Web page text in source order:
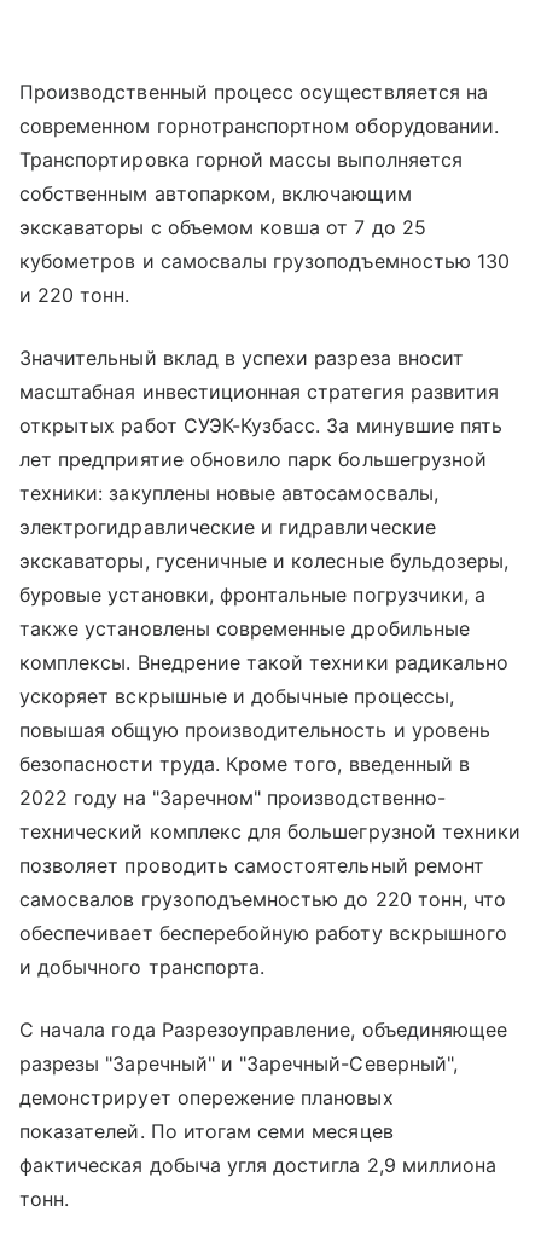
Производственный процесс осуществляется на
современном горнотранспортном оборудовании.
Транспортировка горной массы выполняется
собственным автопарком, включающим
экскаваторы с объемом ковша от 7 до 25
кубометров и самосвалы грузоподъемностью 130
и 220 тонн.
Значительный вклад в успехи разреза вносит
масштабная инвестиционная стратегия развития
открытых работ СУЭК-Кузбасс. За минувшие пять
лет предприятие обновило парк большегрузной
техники: закуплены новые автосамосвалы,
электрогидравлические и гидравлические
экскаваторы, гусеничные и колесные бульдозеры,
буровые установки, фронтальные погрузчики, а
также установлены современные дробильные
комплексы. Внедрение такой техники радикально
ускоряет вскрышные и добычные процессы,
повышая общую производительность и уровень
безопасности труда. Кроме того, введенный в
2022 году на "Заречном" производственно-
технический комплекс для большегрузной техники
позволяет проводить самостоятельный ремонт
самосвалов грузоподъемностью до 220 тонн, что
обеспечивает бесперебойную работу вскрышного
и добычного транспорта.
С начала года Разрезоуправление, объединяющее
разрезы "Заречный" и "Заречный-Северный",
демонстрирует опережение плановых
показателей. По итогам семи месяцев
фактическая добыча угля достигла 2,9 миллиона
тонн.